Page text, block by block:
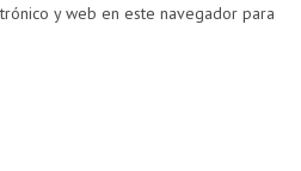
y web en este navegador para